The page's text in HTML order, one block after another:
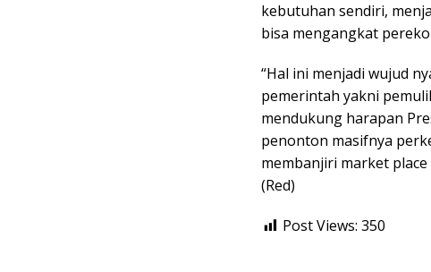
kebutuhan sendiri,
bisa mengangkat
“Hal ini menjadi wujud
pemerintah yakni
mendukung harapan
penonton masifnya
membanjiri market
(Red)
Post Views: 350